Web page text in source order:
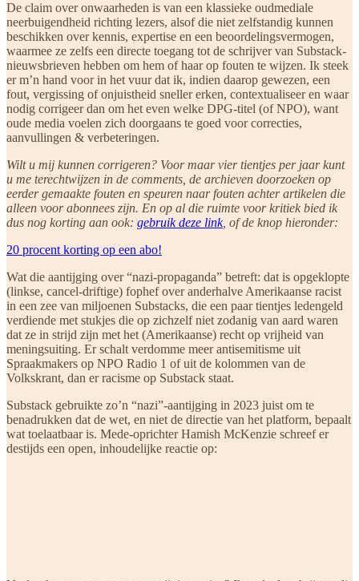
De claim over onwaarheden is van een klassieke oudmediale
neerbuigendheid richting lezers, alsof die niet zelfstandig kunnen
beschikken over kennis, expertise en een beoordelingsvermogen,
waarmee ze zelfs een directe toegang tot de schrijver van Substack-
nieuwsbrieven hebben om hem of haar op fouten te wijzen. Ik steek
er m’n hand voor in het vuur dat ik, indien daarop gewezen, een
fout, vergissing of onjuistheid sneller erken, contextualiseer en waar
nodig corrigeer dan om het even welke DPG-titel (of NPO), want
oude media voelen zich doorgaans te goed voor correcties,
aanvullingen & verbeteringen.
Wilt u mij kunnen corrigeren? Voor maar vier tientjes per jaar kunt
u me terechtwijzen in de comments, de archieven doorzoeken op
eerder gemaakte fouten en speuren naar fouten achter artikelen die
alleen voor abonnees zijn. En op al die ruimte voor kritiek bied ik
dus nog korting aan ook: gebruik deze link, of de knop hieronder:
20 procent korting op een abo!
Wat die aantijging over “nazi-propaganda” betreft: dat is opgeklopte
(linkse, cancel-driftige) fophef over anderhalve Amerikaanse racist
in een zee van miljoenen Substacks, die een paar tientjes ledengeld
verdiende met stukjes die op zichzelf niet zodanig van aard waren
dat ze in strijd zijn met het (Amerikaanse) recht op vrijheid van
meningsuiting. Er schalt verdomme meer antisemitisme uit
Spraakmakers op NPO Radio 1 of uit de kolommen van de
Volkskrant, dan er racisme op Substack staat.
Substack gebruikte zo’n “nazi”-aantijging in 2023 juist om te
benadrukken dat de wet, en niet de directie van het platform, bepaalt
wat toelaatbaar is. Mede-oprichter Hamish McKenzie schreef er
destijds een open, inhoudelijke reactie op: